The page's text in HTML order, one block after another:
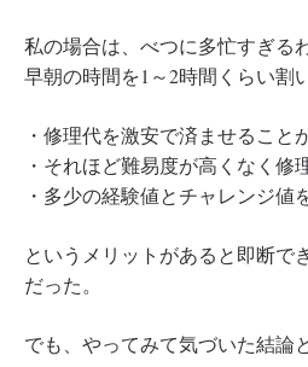
私の場合は、べつに多忙すぎる
早朝の時間を1～2時間くらい割
・修理代を激安で済ませること
・それほど難易度が高くなく修
・多少の経験値とチャレンジ値
というメリットがあると即断で
だった。
でも、やってみて気づいた結論